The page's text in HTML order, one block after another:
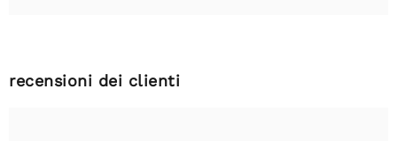
recensioni dei clienti